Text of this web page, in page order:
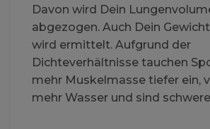
Davon wird Dein
abgezogen. Auch Dein
wird ermittelt. Aufgrund der
Dichteverhältnisse tauchen
mehr Muskelmasse tiefer ein,
mehr Wasser und sind